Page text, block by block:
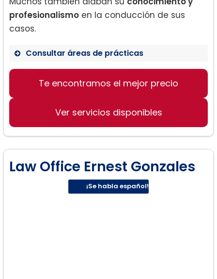
profesionalismo en la conducción de sus
casos.
Consultar áreas de prácticas
Derecho de familia
Custodia de menores
Te encontramos el mejor precio
Ver servicios disponibles
Law Office Ernest Gonzales
¡Se habla español!